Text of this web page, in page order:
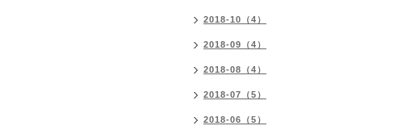
2018-10（4）
2018-09（4）
2018-08（4）
2018-07（5）
2018-06（5）